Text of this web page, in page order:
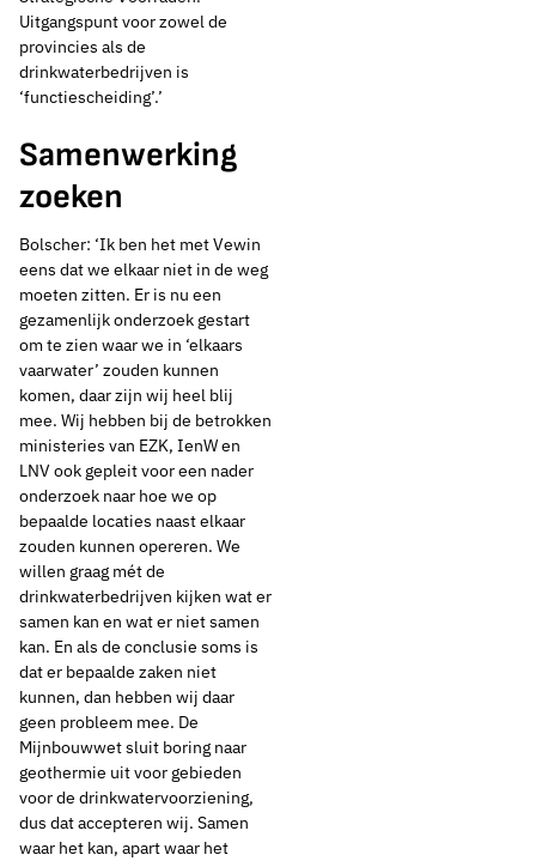
‘De watertransitie én
de warmtetransitie
moeten in de
ondergrond tot hun
recht kunnen komen’
Thema's:
Drinkwaterbronnen en ondergrond
Uitgangspunt voor zowel de
provincies als de
drinkwaterbedrijven is
‘functiescheiding’.’
Samenwerking
zoeken
Bolscher: ‘Ik ben het met Vewin
eens dat we elkaar niet in de weg
moeten zitten. Er is nu een
gezamenlijk onderzoek gestart
om te zien waar we in ‘elkaars
vaarwater’ zouden kunnen
komen, daar zijn wij heel blij
mee. Wij hebben bij de betrokken
ministeries van EZK, IenW en
LNV ook gepleit voor een nader
onderzoek naar hoe we op
bepaalde locaties naast elkaar
zouden kunnen opereren. We
willen graag mét de
drinkwaterbedrijven kijken wat er
samen kan en wat er niet samen
kan. En als de conclusie soms is
dat er bepaalde zaken niet
kunnen, dan hebben wij daar
geen probleem mee. De
Mijnbouwwet sluit boring naar
geothermie uit voor gebieden
voor de drinkwatervoorziening,
dus dat accepteren wij. Samen
waar het kan, apart waar het